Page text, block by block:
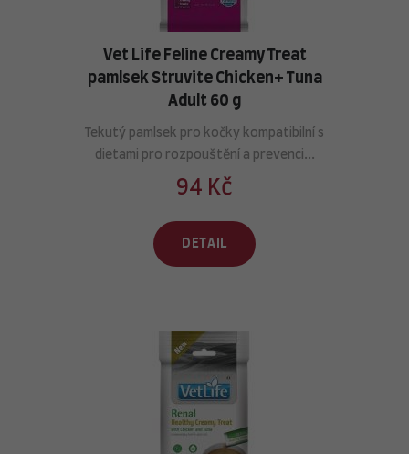
Vet Life Feline Creamy Treat
pamlsek Struvite Chicken+ Tuna
Adult 60 g
Tekutý pamlsek pro kočky kompatibilní s
dietami pro rozpouštění a prevenci...
94 Kč
DETAIL